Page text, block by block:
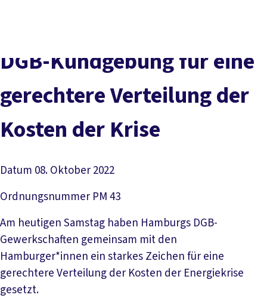
Service
Mitmachen
DGB-Kundgebung für eine
gerechtere Verteilung der
Kosten der Krise
Datum 08. Oktober 2022
Ordnungsnummer PM 43
Am heutigen Samstag haben Hamburgs DGB-
Gewerkschaften gemeinsam mit den
Hamburger*innen ein starkes Zeichen für eine
gerechtere Verteilung der Kosten der Energiekrise
gesetzt.